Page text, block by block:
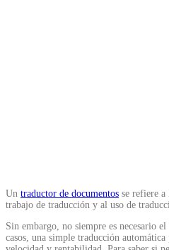
Un traductor de documentos se refiere
trabajo de traducción y al uso de
Sin embargo, no siempre es necesario
casos, una simple traducción